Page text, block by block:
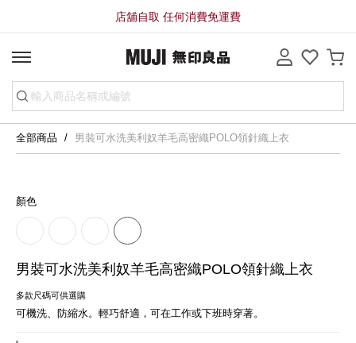
店舖自取 任何消費免運費
全部商品 男裝可水洗美利奴羊毛高密織POLO領針織上衣
顏色
男裝可水洗美利奴羊毛高密織POLO領針織上衣
多款尺碼可供選購
可機洗、防縮水。輕巧舒適，可在工作或下班時穿著。